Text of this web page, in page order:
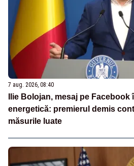
7 aug. 2026, 08:40
Ilie Bolojan, mesaj pe Facebook
energetică: premierul demis
măsurile luate